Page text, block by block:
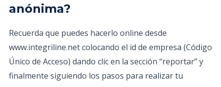
anónima?
Recuerda que puedes hacerlo online desde
www.integriline.net colocando el id de empresa (Código
Único de Acceso) dando clic en la sección “reportar” y
finalmente siguiendo los pasos para realizar tu